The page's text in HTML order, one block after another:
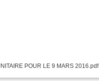
POUR LE 9 MARS 2016.pdf